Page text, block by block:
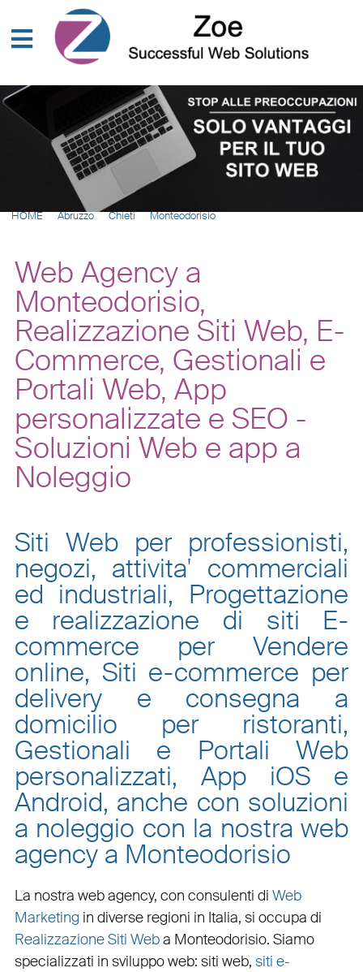
HOME Abruzzo Chieti Monteodorisio
Web Agency a
Monteodorisio,
Realizzazione Siti Web, E-
Commerce, Gestionali e
Portali Web, App
personalizzate e SEO -
Soluzioni Web e app a
Noleggio
Siti Web per professionisti,
negozi, attivita' commerciali
ed industriali, Progettazione
e realizzazione di siti E-
commerce per Vendere
online, Siti e-commerce per
delivery e consegna a
domicilio per ristoranti,
Gestionali e Portali Web
personalizzati, App iOS e
Android, anche con soluzioni
a noleggio con la nostra web
agency a Monteodorisio
La nostra web agency, con consulenti di Web
Marketing in diverse regioni in Italia, si occupa di
Realizzazione Siti Weba Monteodorisio. Siamo
specializzati in sviluppo web: siti web, siti e-